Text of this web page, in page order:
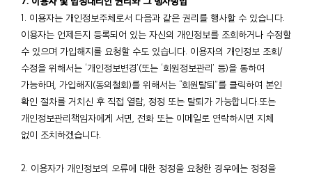
1. 이용자는 개인정보주체로서 다음과 같은 권리를 행사할 수 있습니다.
이용자는 언제든지 등록되어 있는 자신의 개인정보를 조회하거나 수정할
수 있으며 가입해지를 요청할 수도 있습니다. 이용자의 개인정보 조회/
수정을 위해서는 ‘개인정보변경’(또는 ‘회원정보관리’ 등)을 통하여
가능하며, 가입해지(동의철회)를 위해서는 “회원탈퇴”를 클릭하여 본인
확인 절차를 거치신 후 직접 열람, 정정 또는 탈퇴가 가능합니다.또는
개인정보관리책임자에게 서면, 전화 또는 이메일로 연락하시면 지체
없이 조치하겠습니다.
2. 이용자가 개인정보의 오류에 대한 정정을 요청한 경우에는 정정을